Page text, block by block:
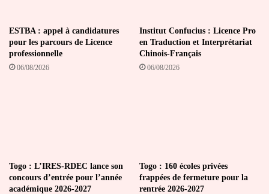
ESTBA : appel à candidatures
pour les parcours de Licence
professionnelle
06/08/2026
Institut Confucius : Licence Pro
en Traduction et Interprétariat
Chinois-Français
06/08/2026
Togo : L’IRES-RDEC lance son
concours d’entrée pour l’année
académique 2026-2027
Togo : 160 écoles privées
frappées de fermeture pour la
rentrée 2026-2027